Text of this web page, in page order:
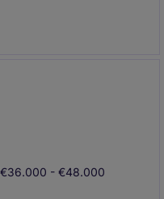
leasing companies,
markets. You will
across
- €48.000